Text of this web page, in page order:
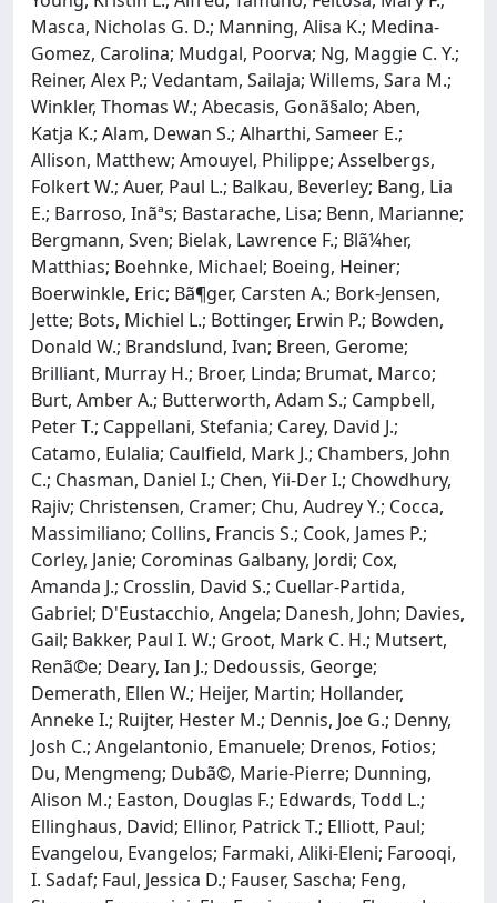
Masca, Nicholas G. D.; Manning, Alisa K.; Medina-
Gomez, Carolina; Mudgal, Poorva; Ng, Maggie C. Y.;
Reiner, Alex P.; Vedantam, Sailaja; Willems, Sara M.;
Winkler, Thomas W.; Abecasis, Gonã§alo; Aben,
Katja K.; Alam, Dewan S.; Alharthi, Sameer E.;
Allison, Matthew; Amouyel, Philippe; Asselbergs,
Folkert W.; Auer, Paul L.; Balkau, Beverley; Bang, Lia
E.; Barroso, Inãªs; Bastarache, Lisa; Benn, Marianne;
Bergmann, Sven; Bielak, Lawrence F.; Blã¼her,
Matthias; Boehnke, Michael; Boeing, Heiner;
Boerwinkle, Eric; Bã¶ger, Carsten A.; Bork-Jensen,
Jette; Bots, Michiel L.; Bottinger, Erwin P.; Bowden,
Donald W.; Brandslund, Ivan; Breen, Gerome;
Brilliant, Murray H.; Broer, Linda; Brumat, Marco;
Burt, Amber A.; Butterworth, Adam S.; Campbell,
Peter T.; Cappellani, Stefania; Carey, David J.;
Catamo, Eulalia; Caulfield, Mark J.; Chambers, John
C.; Chasman, Daniel I.; Chen, Yii-Der I.; Chowdhury,
Rajiv; Christensen, Cramer; Chu, Audrey Y.; Cocca,
Massimiliano; Collins, Francis S.; Cook, James P.;
Corley, Janie; Corominas Galbany, Jordi; Cox,
Amanda J.; Crosslin, David S.; Cuellar-Partida,
Gabriel; D'Eustacchio, Angela; Danesh, John; Davies,
Gail; Bakker, Paul I. W.; Groot, Mark C. H.; Mutsert,
Renã©e; Deary, Ian J.; Dedoussis, George;
Demerath, Ellen W.; Heijer, Martin; Hollander,
Anneke I.; Ruijter, Hester M.; Dennis, Joe G.; Denny,
Josh C.; Angelantonio, Emanuele; Drenos, Fotios;
Du, Mengmeng; Dubã©, Marie-Pierre; Dunning,
Alison M.; Easton, Douglas F.; Edwards, Todd L.;
Ellinghaus, David; Ellinor, Patrick T.; Elliott, Paul;
Evangelou, Evangelos; Farmaki, Aliki-Eleni; Farooqi,
I. Sadaf; Faul, Jessica D.; Fauser, Sascha; Feng,